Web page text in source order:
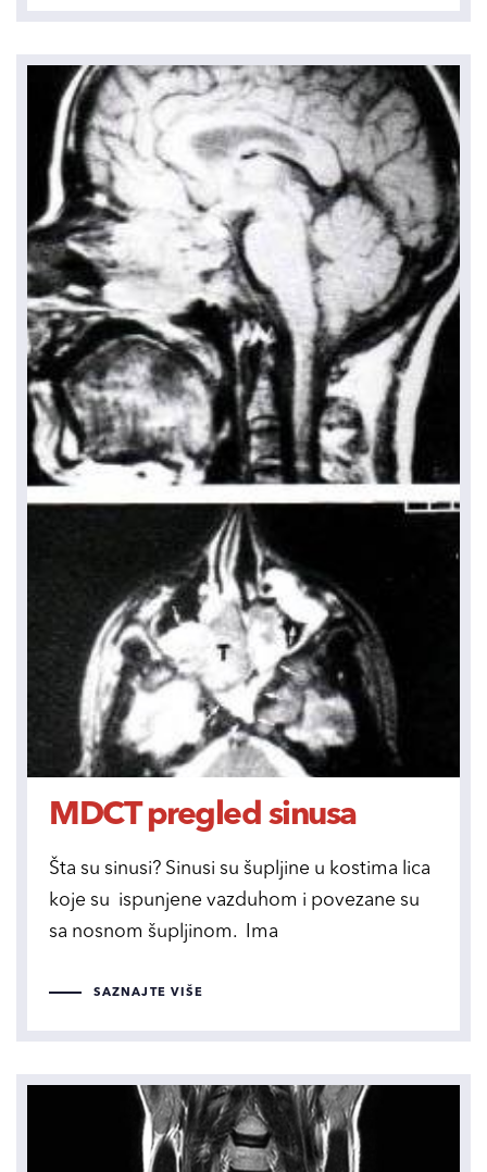
MDCT pregled sinusa
Šta su sinusi? Sinusi su šupljine u kostima lica
koje su ispunjene vazduhom i povezane su
sa nosnom šupljinom. Ima
SAZNAJTE VIŠE